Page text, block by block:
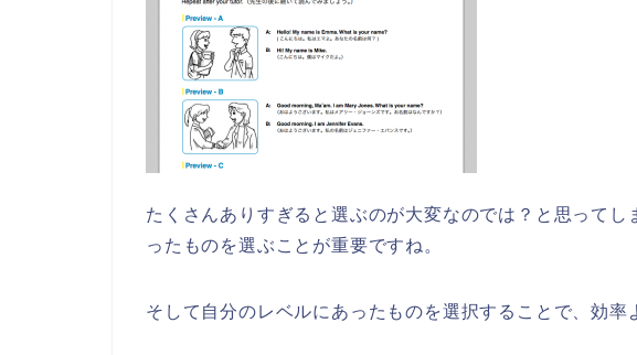
たくさんありすぎると選ぶのが大変なのでは？と思ってし
ったものを選ぶことが重要ですね。
そして自分のレベルにあったものを選択することで、効率